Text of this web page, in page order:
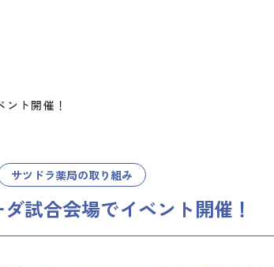
サツドラ薬局
募集要項
ト開催！
サツドラ薬局の取り組み
試合会場でイベント開催！